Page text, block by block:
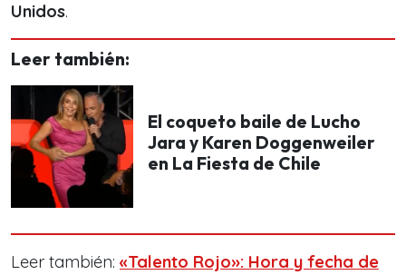
Unidos.
Leer también:
El coqueto baile de Lucho
Jara y Karen Doggenweiler
en La Fiesta de Chile
Leer también: «Talento Rojo»: Hora y fecha de